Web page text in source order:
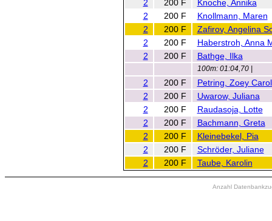
2
200 F
Knoche, Annika
2
200 F
Knollmann, Maren
2
200 F
Zafirov, Angelina
2
200 F
Haberstroh, Anna
2
200 F Bathge, Ilka
100m: 01:04,70 |
2 200 F
Petring, Zoey
2
200 F
Uwarow, Juliana
2
200 F
Raudasoja, Lotte
2
200 F
Bachmann, Greta
2
200 F
Kleinebekel, Pia
2
200 F
Schröder, Juliane
2
200 F Taube, Karolin
Anzahl